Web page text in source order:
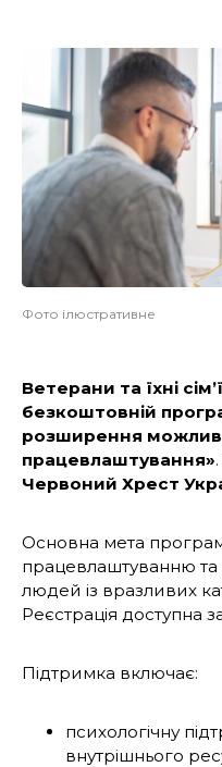
Фото ілюстративне
Ветерани та їхні
безкоштовній
розширення
працевлаштування».
Червоний Хрест
Основна мета
працевлаштуванню
людей із вразливих
Реєстрація доступна
Підтримка включає:
психологічну
внутрішнього